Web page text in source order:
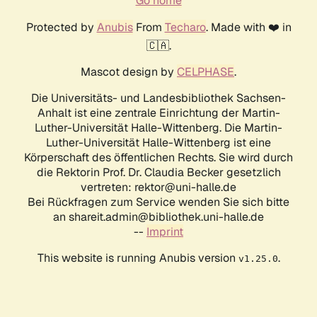
Protected by AnubisFrom Techaro. Made with ❤️ in
🇨🇦.
Mascot design by CELPHASE.
Die Universitäts- und Landesbibliothek Sachsen-
Anhalt ist eine zentrale Einrichtung der Martin-
Luther-Universität Halle-Wittenberg. Die Martin-
Luther-Universität Halle-Wittenberg ist eine
Körperschaft des öffentlichen Rechts. Sie wird durch
die Rektorin Prof. Dr. Claudia Becker gesetzlich
vertreten: rektor@uni-halle.de
Bei Rückfragen zum Service wenden Sie sich bitte
an shareit.admin@bibliothek.uni-halle.de
-- Imprint
This website is running Anubis version v1.25.0.